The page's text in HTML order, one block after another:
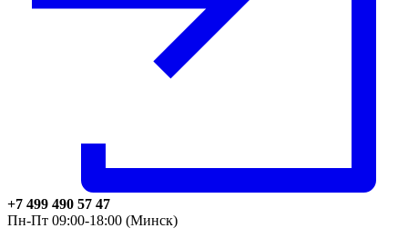
+7 499 490 57 47
Пн-Пт 09:00-18:00 (Минск)